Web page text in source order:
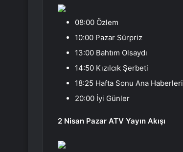
08:00 Özlem
10:00 Pazar Sürpriz
13:00 Bahtım Olsaydı
14:50 Kızılcık Şerbeti
18:25 Hafta Sonu Ana Haberleri
20:00 İyi Günler
2 Nisan Pazar ATV Yayın Akışı